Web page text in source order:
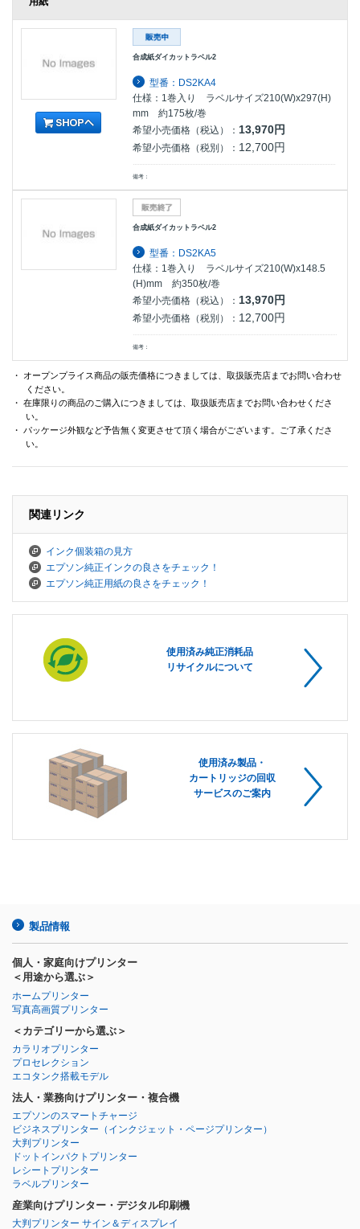
合成紙ダイカットラベル2
型番：DS2KA4
仕様：1巻入り ラベルサイズ210(W)x297(H)
mm 約175枚/巻
希望小売価格（税込）： 13,970円
希望小売価格（税別）： 12,700円
備考：
合成紙ダイカットラベル2
型番：DS2KA5
仕様：1巻入り ラベルサイズ210(W)x148.5
(H)mm 約350枚/巻
希望小売価格（税込）：13,970円
希望小売価格（税別）： 12,700円
備考：
・ オープンプライス商品の販売価格につきましては、取扱販売店までお問い合わせ
ください。
・ 在庫限りの商品のご購入につきましては、取扱販売店までお問い合わせくださ
い。
・ パッケージ外観など予告無く変更させて頂く場合がございます。ご了承くださ
い。
関連リンク
インク個装箱の見方
エプソン純正インクの良さをチェック！
エプソン純正用紙の良さをチェック！
使用済み純正消耗品
リサイクルについて
使用済み製品・
カートリッジの回収
サービスのご案内
製品情報
個人・家庭向けプリンター
＜用途から選ぶ＞
ホームプリンター
写真高画質プリンター
＜カテゴリーから選ぶ＞
カラリオプリンター
プロセレクション
エコタンク搭載モデル
法人・業務向けプリンター・複合機
エプソンのスマートチャージ
ビジネスプリンター （インクジェット・ページプリンター）
大判プリンター
ドットインパクトプリンター
レシートプリンター
ラベルプリンター
産業向けプリンター・デジタル印刷機
大判プリンター サイン＆ディスプレイ